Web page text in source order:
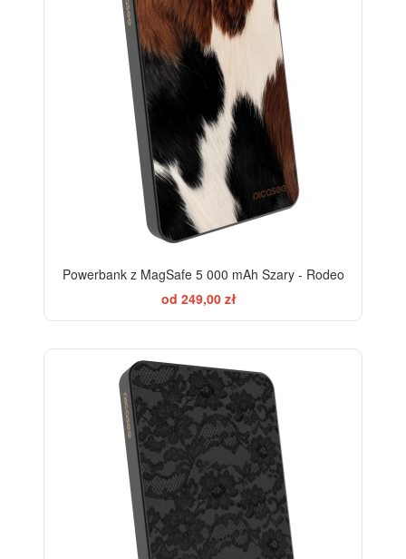
Powerbank z MagSafe 5 000 mAh Szary - Rodeo
od 249,00 zł